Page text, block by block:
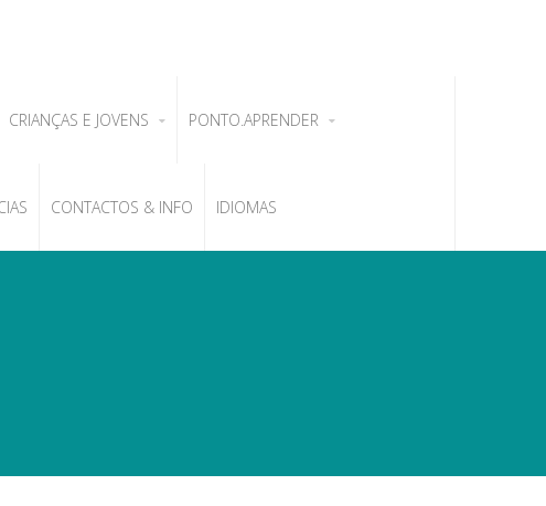
CRIANÇAS E JOVENS PONTO.APRENDER
CONTACTOS & INFO IDIOMAS